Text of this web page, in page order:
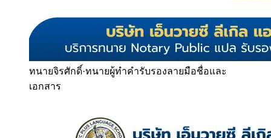
ทนายจิรศักดิ์·ทนายผู้ทำคำรับรองลายมือชื่อและ
เอกสาร